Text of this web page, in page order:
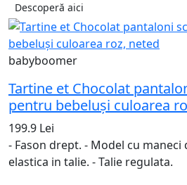
Descoperă aici
babyboomer
Tartine et Chocolat
pentru bebeluși culoarea
199.9 Lei
- Fason drept. - Model cu maneci
elastica in talie. - Talie regulata.